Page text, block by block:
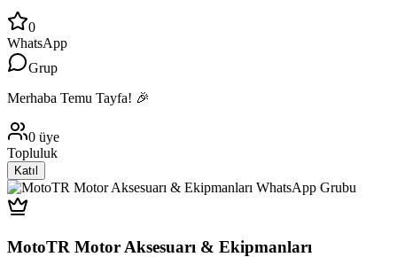
0
WhatsApp
Grup
Merhaba Temu Tayfa! 🎉
0 üye
Topluluk
Katıl
MotoTR Motor Aksesuarı & Ekipmanları